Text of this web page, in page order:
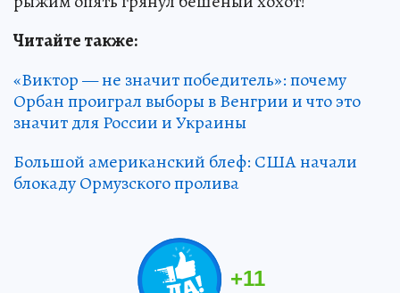
Читайте также:
«Виктор — не значит победитель»: почему
Орбан проиграл выборы в Венгрии и что это
значит для России и Украины
Большой американский блеф: США начали
блокаду Ормузского пролива
+11